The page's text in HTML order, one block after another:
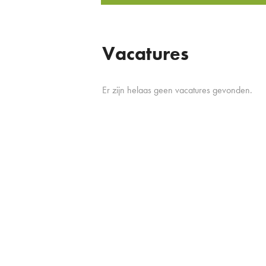
Vacatures
Er zijn helaas geen vacatures gevonden.